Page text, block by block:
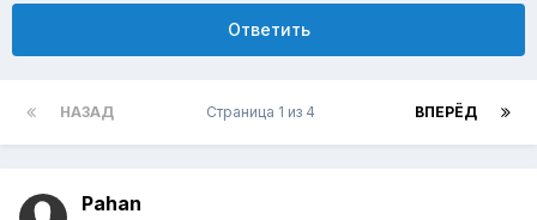
Ответить
НАЗАД ВПЕРЁД
Страница 1 из 4
Pahan